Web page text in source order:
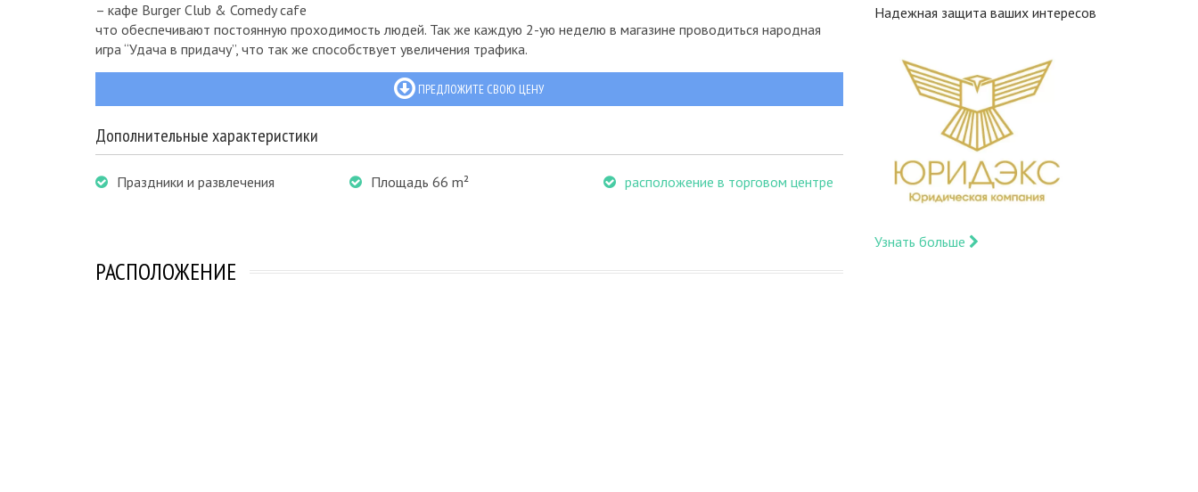
– кафе Burger Club & Comedy cafe
что обеспечивают постоянную проходимость людей. Так же каждую 2-ую неделю в магазине проводиться народная
игра “Удача в придачу”, что так же способствует увеличения трафика.
ПРЕДЛОЖИТЕ СВОЮ ЦЕНУ
Дополнительные характеристики
Праздники и развлечения Площадь 66 m² расположение в торговом центре
РАСПОЛОЖЕНИЕ
Надежная защита ваших интересов
Узнать больше